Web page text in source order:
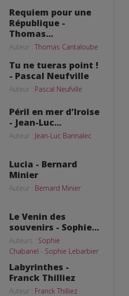
Requiem pour une
République -
Thomas...
Auteur : Thomas Cantaloube
Tu ne tueras point !
- Pascal Neufville
Auteur : Pascal Neufville
Péril en mer d’Iroise
- Jean-Luc...
Auteur : Jean-Luc Bannalec
Lucia - Bernard
Minier
Auteur : Bernard Minier
Le Venin des
souvenirs - Sophie...
Auteurs : Sophie
Chabanel - Sophie Lebarbier
Labyrinthes -
Franck Thilliez
Auteur : Franck Thilliez